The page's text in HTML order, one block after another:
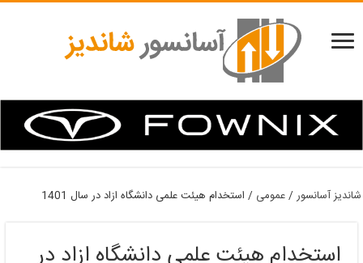
شاندیز آسانسور/عمومی / استخدام هیئت علمی دانشگاه ازاد در سال 1401